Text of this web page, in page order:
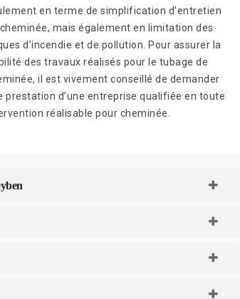
en terme de simplification d’entretien
mais également en limitation des
d’incendie et de pollution. Pour assurer la
des travaux réalisés pour le tubage de
il est vivement conseillé de demander
prestation d’une entreprise qualifiée en toute
réalisable pour cheminée.